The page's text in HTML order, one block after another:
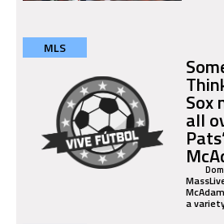
MLS
Sox
all
a